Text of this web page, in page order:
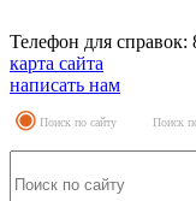
Телефон для
карта сайта
написать нам
Поиск по сайту Поиск